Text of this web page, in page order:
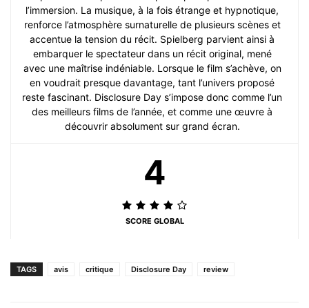
l’immersion. La musique, à la fois étrange et hypnotique,
renforce l’atmosphère surnaturelle de plusieurs scènes et
accentue la tension du récit. Spielberg parvient ainsi à
embarquer le spectateur dans un récit original, mené
avec une maîtrise indéniable. Lorsque le film s’achève, on
en voudrait presque davantage, tant l’univers proposé
reste fascinant. Disclosure Day s’impose donc comme l’un
des meilleurs films de l’année, et comme une œuvre à
découvrir absolument sur grand écran.
4
SCORE GLOBAL
TAGS avis critique Disclosure Day review